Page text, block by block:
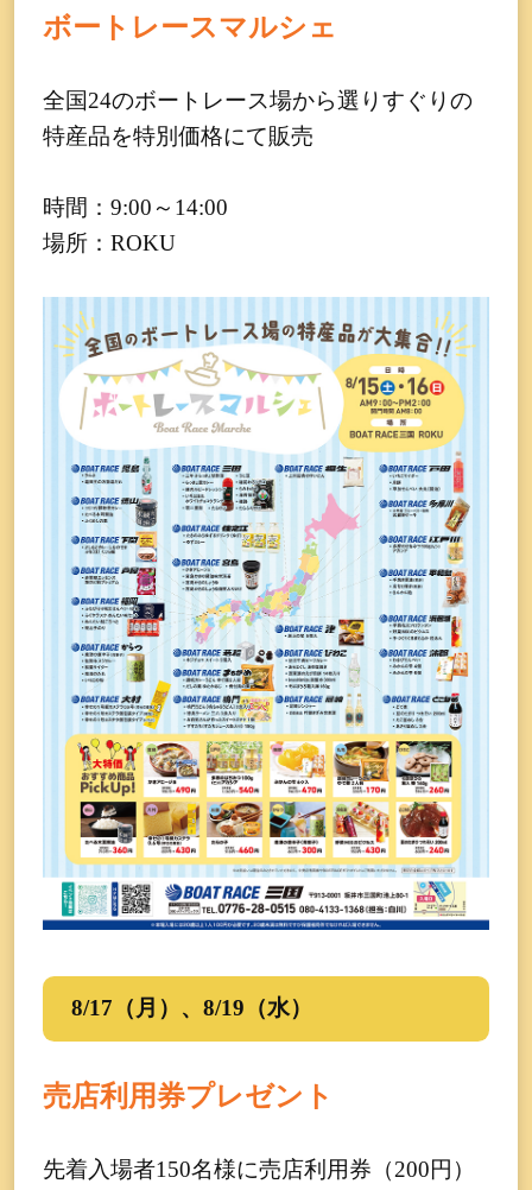
ボートレースマルシェ
全国24のボートレース場から選りすぐりの
特産品を特別価格にて販売
時間：9:00～14:00
場所：ROKU
8/17（月）、8/19（水）
売店利用券プレゼント
先着入場者150名様に売店利用券（200円）